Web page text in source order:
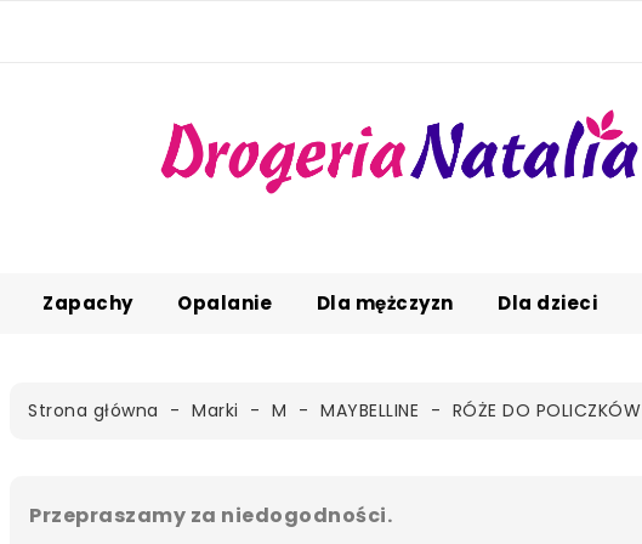
Zapachy Opalanie Dla mężczyzn Dla dzieci
Strona główna Marki M MAYBELLINE RÓŻE DO POLICZKÓW
Przepraszamy za niedogodności.